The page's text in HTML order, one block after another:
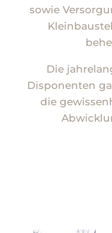
sowie
Die
Disponenten
die